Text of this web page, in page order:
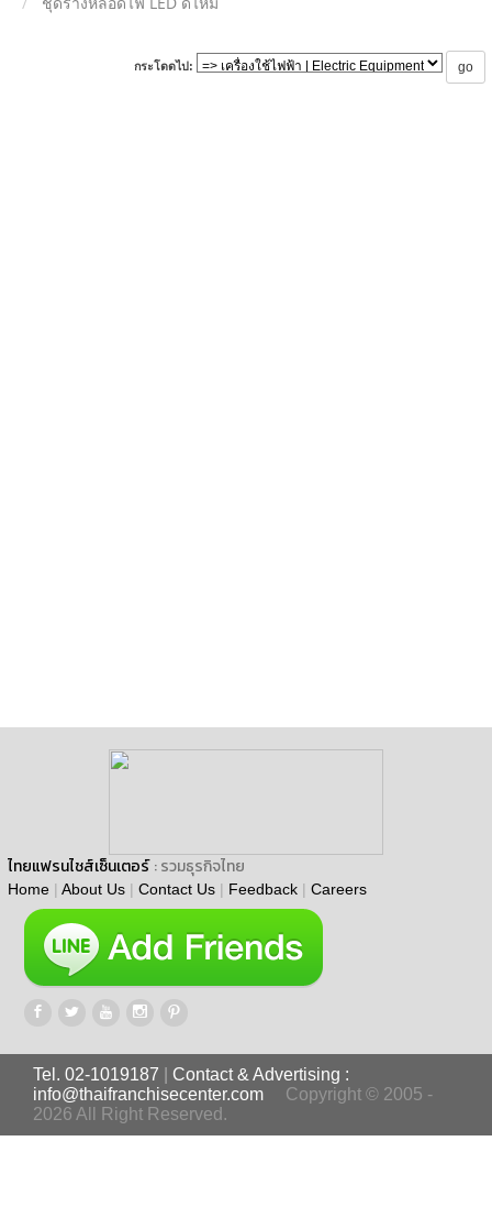
กระโดดไป:
ไทยแฟรนไชส์เซ็นเตอร์ : รวมธุรกิจไทย
Home | About Us | Contact Us | Feedback | Careers
Tel. 02-1019187
Contact & Advertising :
info@thaifranchisecenter.com
Copyright © 2005 -
2026 All Right Reserved.